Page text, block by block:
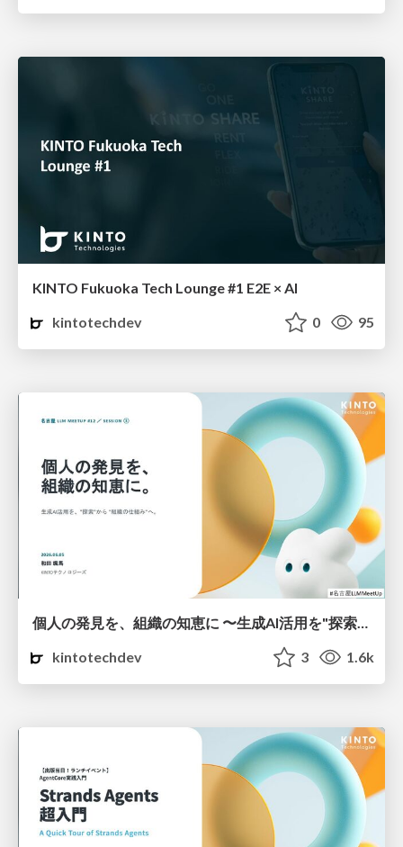
KINTO Fukuoka Tech Lounge #1 E2E × AI
kintotechdev
0 95
個人の発見を、組織の知恵に 〜生成AI活用を"探索"から"組織の仕組み"へ〜
kintotechdev
3 1.6k